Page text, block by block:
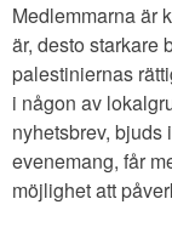
Medlemmarna är
är, desto starkare
palestiniernas
i någon av
nyhetsbrev, bjuds
evenemang, får
möjlighet att